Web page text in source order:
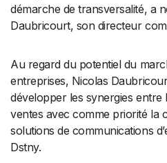
démarche de transversalité, a
Daubricourt, son directeur
Au regard du potentiel du
entreprises, Nicolas
développer les synergies entre
ventes avec comme priorité la
solutions de communications
Dstny.